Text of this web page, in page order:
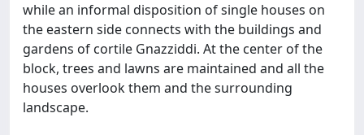
while an informal disposition of single houses on
the eastern side connects with the buildings and
gardens of cortile Gnazziddi. At the center of the
block, trees and lawns are maintained and all the
houses overlook them and the surrounding
landscape.